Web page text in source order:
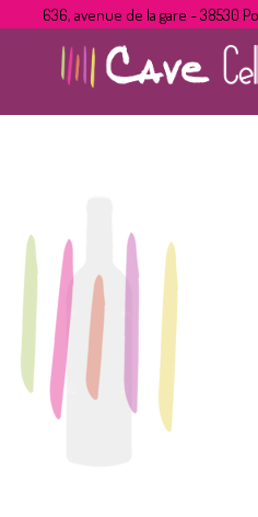
636, avenue de la gare - 38530